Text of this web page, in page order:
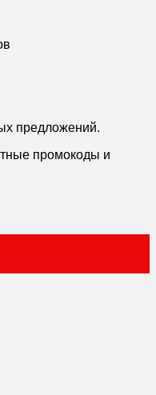
предложений.
промокоды и